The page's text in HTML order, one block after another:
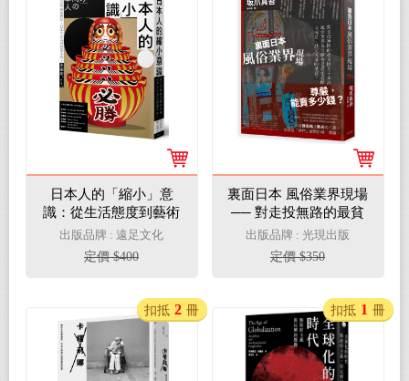
日本人的「縮小」意
識：從生活態度到藝術
表現，日本文化為何與
眾不同？
出版品牌 : 遠足文化
定價 $400
裏面日本 風俗業界現場
── 對走投無路的最貧
困女子來說，風俗業界
為什麼會是最後救贖？
又或是，註定沉淪的地
出版品牌 : 光現出版
定價 $350
扣抵 2 冊 扣抵 1 冊